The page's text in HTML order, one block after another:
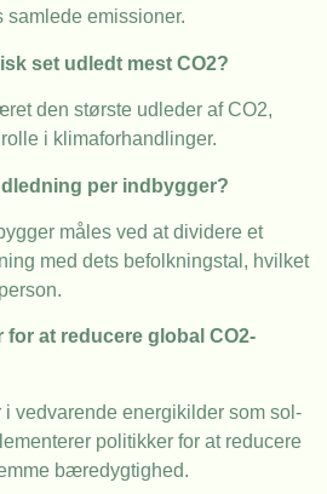
samlede emissioner.
set udledt mest CO2?
den største udleder af CO2,
i klimaforhandlinger.
per indbygger?
måles ved at dividere et
med dets befolkningstal, hvilket
for at reducere global CO2-
i vedvarende energikilder som sol-
politikker for at reducere
bæredygtighed.